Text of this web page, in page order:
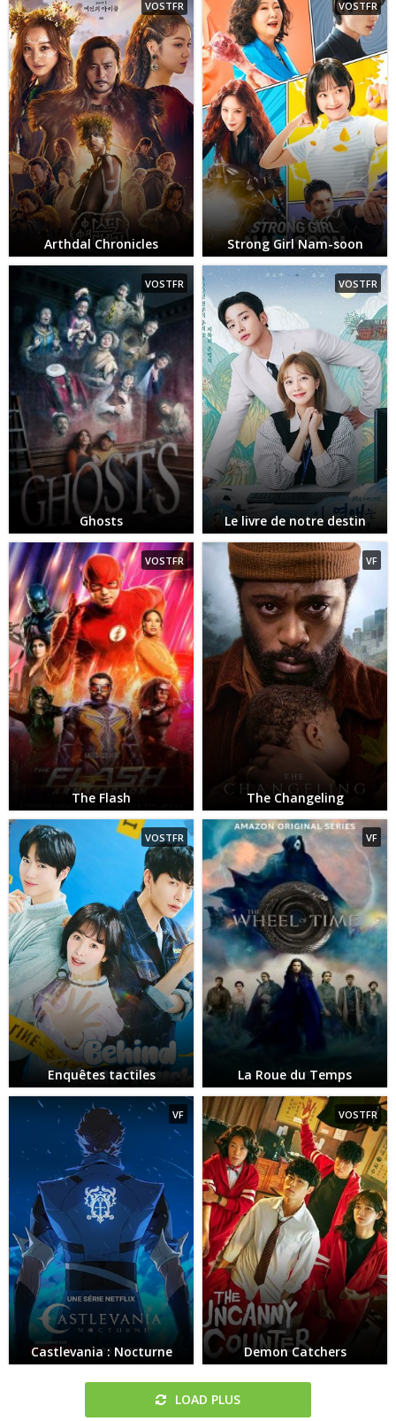
VOSTFR
Arthdal Chronicles
VOSTFR
Strong Girl Nam-soon
VOSTFR
Ghosts
VOSTFR
Le livre de notre destin
VOSTFR
The Flash
VF
The Changeling
VOSTFR
Enquêtes tactiles
VF
La Roue du Temps
VF
Castlevania : Nocturne
VOSTFR
Demon Catchers
LOAD PLUS